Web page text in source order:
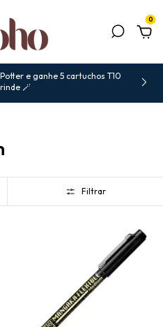
0
e ganhe 5 cartuchos T10
🪄
Filtrar